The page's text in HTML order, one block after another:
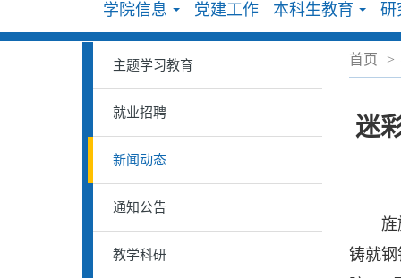
学院信息 党建工作 本科生教育 研
主题学习教育
就业招聘
新闻动态
通知公告
教学科研
首页 >
迷
旌旗
铸就钢